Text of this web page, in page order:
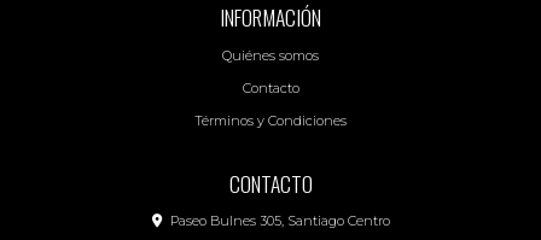
INFORMACIÓN
Quiénes somos
Contacto
Términos y Condiciones
CONTACTO
Paseo Bulnes 305, Santiago Centro